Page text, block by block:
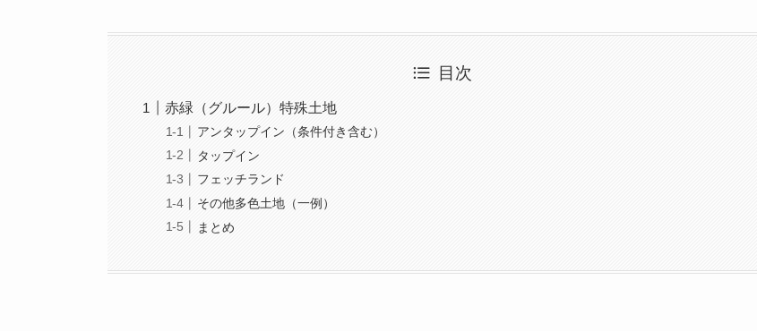
目次
赤緑（グルール）特殊土地
アンタップイン（条件付き含む）
タップイン
フェッチランド
その他多色土地（一例）
まとめ